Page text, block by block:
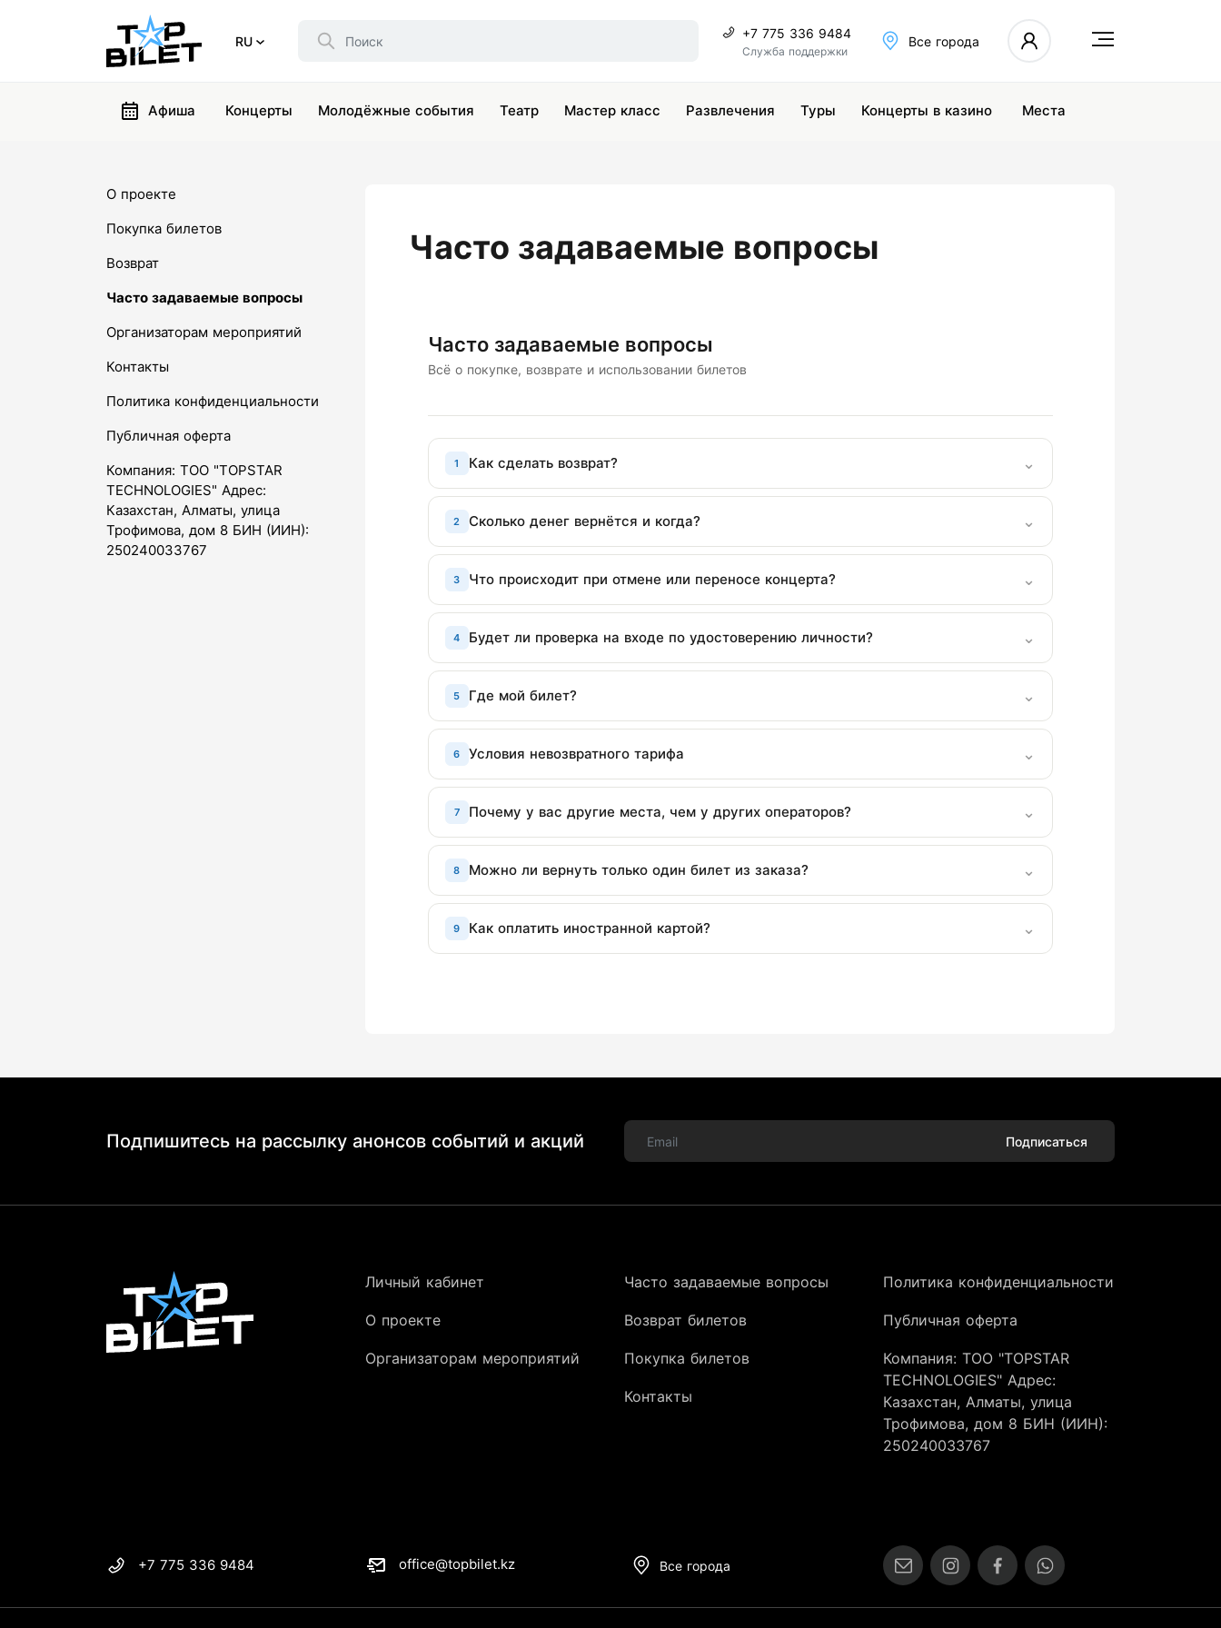
RU +7 775 336 9484
Служба поддержки
Все города
Афиша Концерты Молодёжные события Театр Мастер класс Развлечения Туры Концерты в казино Места
О проекте
Покупка билетов
Возврат
Часто задаваемые вопросы
Организаторам мероприятий
Контакты
Политика конфиденциальности
Публичная оферта
Компания: ТОО "TOPSTAR
TECHNOLOGIES" Адрес:
Казахстан, Алматы, улица
Трофимова, дом 8 БИН (ИИН):
250240033767
Часто задаваемые вопросы
Часто задаваемые вопросы
Всё о покупке, возврате и использовании билетов
1 Как сделать возврат? ⌄
2 Сколько денег вернётся и когда? ⌄
3 Что происходит при отмене или переносе концерта? ⌄
4 Будет ли проверка на входе по удостоверению личности? ⌄
5 Где мой билет? ⌄
6 Условия невозвратного тарифа ⌄
7 Почему у вас другие места, чем у других операторов? ⌄
8 Можно ли вернуть только один билет из заказа? ⌄
9 Как оплатить иностранной картой? ⌄
Подпишитесь на рассылку анонсов событий и акций Подписаться
Личный кабинет
О проекте
Организаторам мероприятий
Часто задаваемые вопросы
Возврат билетов
Покупка билетов
Контакты
Политика конфиденциальности
Публичная оферта
Компания: ТОО "TOPSTAR
TECHNOLOGIES" Адрес:
Казахстан, Алматы, улица
Трофимова, дом 8 БИН (ИИН):
250240033767
+7 775 336 9484 office@topbilet.kz Все города